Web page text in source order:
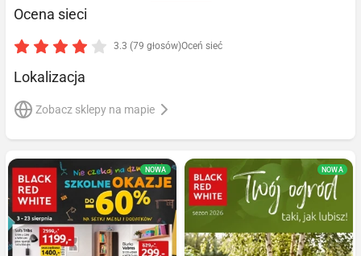
Ocena sieci
3.3 (79 głosów)Oceń sieć
Lokalizacja
Zobacz sklepy na mapie
NOWA NOWA